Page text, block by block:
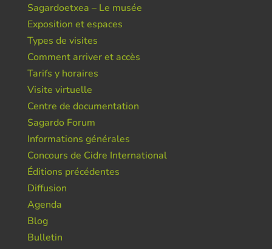
Sagardoetxea – Le musée
Exposition et espaces
Types de visites
Comment arriver et accès
Tarifs y horaires
Visite virtuelle
Centre de documentation
Sagardo Forum
Informations générales
Concours de Cidre International
Éditions précédentes
Diffusion
Agenda
Blog
Bulletin